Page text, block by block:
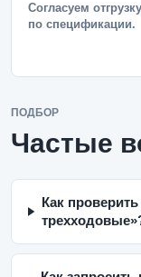
Согласуем
по спецификации.
ПОДБОР
Частые
Как